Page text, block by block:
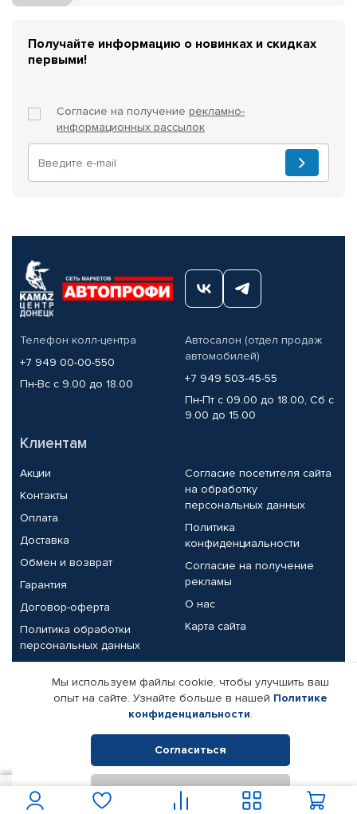
Получайте информацию о новинках и скидках
первыми!
Согласие на получение рекламно-
информационных рассылок
Телефон колл-центра
+7 949 00-00-550
Пн-Вс с 9.00 до 18.00
Автосалон (отдел продаж
автомобилей)
+7 949 503-45-55
Пн-Пт с 09.00 до 18.00, Сб с
9.00 до 15.00
Клиентам
Акции
Контакты
Оплата
Доставка
Обмен и возврат
Гарантия
Договор-оферта
Политика обработки
персональных данных
Согласие посетителя сайта
на обработку
персональных данных
Политика
конфиденциальности
Согласие на получение
рекламы
О нас
Карта сайта
Партнерам
Корпоративным клиентам
Поставщикам
Реквизиты компании
© КАМАЗ ЦЕНТР ДОНЕЦК, 2015-2026. Все права защищены.
Интернет-магазин автомобильных товаров Автопрофи.
Мы используем файлы cookie, чтобы улучшить ваш
опыт на сайте. Узнайте больше в нашей Политике
конфиденциальности.
Согласиться
Отклонить
В корзину